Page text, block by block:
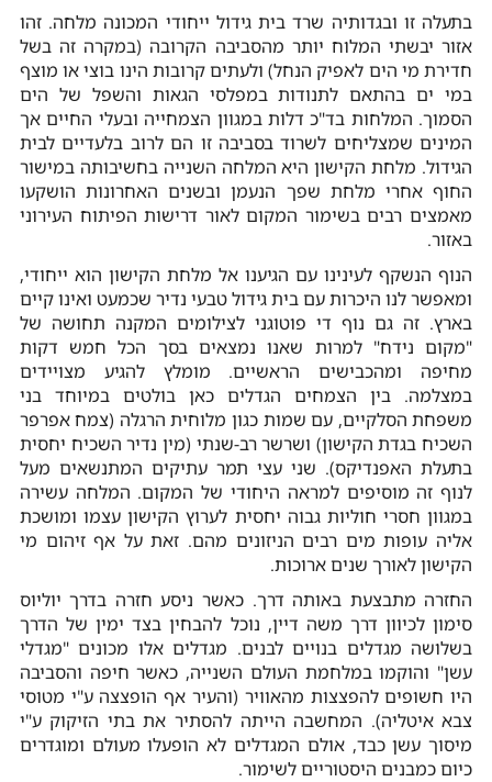
בתעלה זו ובגדותיה שרד בית גידול ייחודי המכונה מלחה. זהו
אזור יבשתי המלוח יותר מהסביבה הקרובה (במקרה זה בשל
חדירת מי הים לאפיק הנחל) ולעתים קרובות הינו בוצי או מוצף
במי ים בהתאם לתנודות במפלסי הגאות והשפל של הים
הסמוך. המלחות בד"כ דלות במגוון הצמחייה ובעלי החיים אך
המינים שמצליחים לשרוד בסביבה זו הם לרוב בלעדיים לבית
הגידול. מלחת הקישון היא המלחה השנייה בחשיבותה במישור
החוף אחרי מלחת שפך הנעמן ובשנים האחרונות הושקעו
מאמצים רבים בשימור המקום לאור דרישות הפיתוח העירוני
באזור.
הנוף הנשקף לעינינו עם הגיענו אל מלחת הקישון הוא ייחודי,
ומאפשר לנו היכרות עם בית גידול טבעי נדיר שכמעט ואינו קיים
בארץ. זה גם נוף די פוטוגני לצילומים המקנה תחושה של
"מקום נידח" למרות שאנו נמצאים בסך הכל חמש דקות
מחיפה ומהכבישים הראשיים. מומלץ להגיע מצויידים
במצלמה. בין הצמחים הגדלים כאן בולטים במיוחד בני
משפחת הסלקיים, עם שמות כגון מלוחית הרגלה (צמח אפרפר
השכיח בגדת הקישון) ושרשר רב-שנתי (מין נדיר השכיח יחסית
בתעלת האפנדיקס). שני עצי תמר עתיקים המתנשאים מעל
לנוף זה מוסיפים למראה היחודי של המקום. המלחה עשירה
במגוון חסרי חוליות גבוה יחסית לערוץ הקישון עצמו ומושכת
אליה עופות מים רבים הניזונים מהם. זאת על אף זיהום מי
הקישון לאורך שנים ארוכות.
החזרה מתבצעת באותה דרך. כאשר ניסע חזרה בדרך יוליוס
סימון לכיוון דרך משה דיין, נוכל להבחין בצד ימין של הדרך
בשלושה מגדלים בנויים לבנים. מגדלים אלו מכונים "מגדלי
עשן" והוקמו במלחמת העולם השנייה, כאשר חיפה והסביבה
היו חשופים להפצצות מהאוויר (והעיר אף הופצצה ע"י מטוסי
צבא איטליה). המחשבה הייתה להסתיר את בתי הזיקוק ע"י
מיסוך עשן כבד, אולם המגדלים לא הופעלו מעולם ומוגדרים
כיום כמבנים היסטוריים לשימור.